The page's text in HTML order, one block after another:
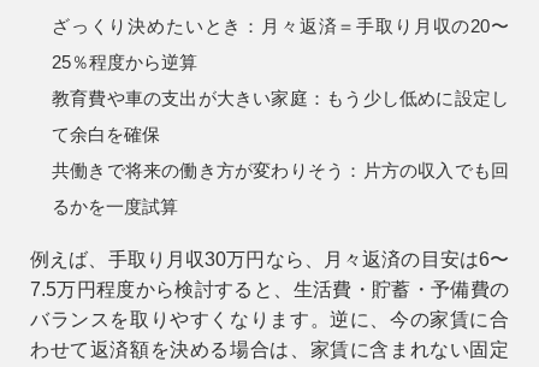
ざっくり決めたいとき： 月々返済＝手取り月収の20〜
25％程度から逆算
教育費や車の支出が大きい家庭：もう少し低めに設定し
て余白を確保
共働きで将来の働き方が変わりそう： 片方の収入でも回
るかを一度試算
例えば、手取り月収30万円なら、月々返済の目安は6〜
7.5万円程度から検討すると、生活費・貯蓄・予備費の
バランスを取りやすくなります。逆に、今の家賃に合
わせて返済額を決める場合は、家賃に含まれない固定